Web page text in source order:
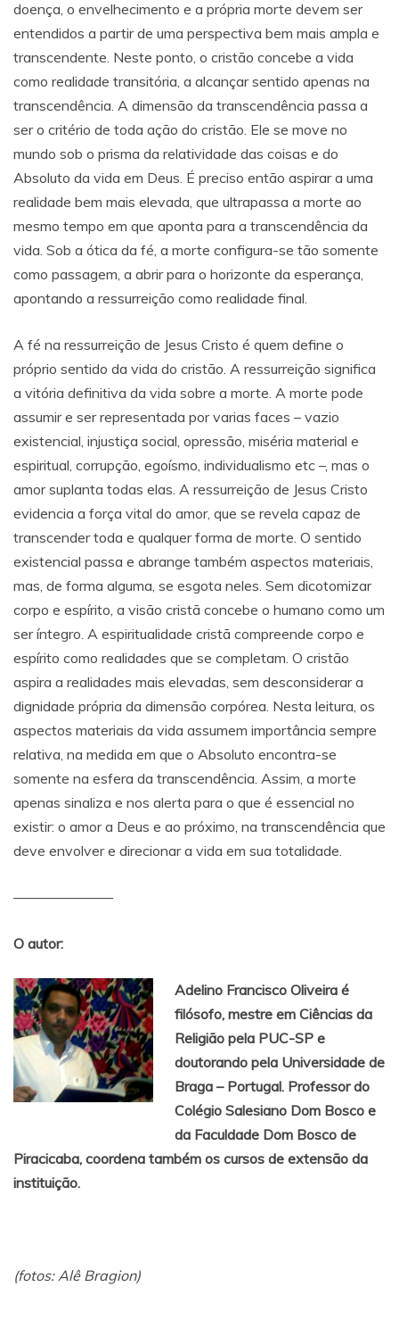
doença, o envelhecimento e a própria morte devem ser
entendidos a partir de uma perspectiva bem mais ampla e
transcendente. Neste ponto, o cristão concebe a vida
como realidade transitória, a alcançar sentido apenas na
transcendência. A dimensão da transcendência passa a
ser o critério de toda ação do cristão. Ele se move no
mundo sob o prisma da relatividade das coisas e do
Absoluto da vida em Deus. É preciso então aspirar a uma
realidade bem mais elevada, que ultrapassa a morte ao
mesmo tempo em que aponta para a transcendência da
vida. Sob a ótica da fé, a morte configura-se tão somente
como passagem, a abrir para o horizonte da esperança,
apontando a ressurreição como realidade final.
A fé na ressurreição de Jesus Cristo é quem define o
próprio sentido da vida do cristão. A ressurreição significa
a vitória definitiva da vida sobre a morte. A morte pode
assumir e ser representada por varias faces – vazio
existencial, injustiça social, opressão, miséria material e
espiritual, corrupção, egoísmo, individualismo etc –, mas o
amor suplanta todas elas. A ressurreição de Jesus Cristo
evidencia a força vital do amor, que se revela capaz de
transcender toda e qualquer forma de morte. O sentido
existencial passa e abrange também aspectos materiais,
mas, de forma alguma, se esgota neles. Sem dicotomizar
corpo e espírito, a visão cristã concebe o humano como um
ser íntegro. A espiritualidade cristã compreende corpo e
espírito como realidades que se completam. O cristão
aspira a realidades mais elevadas, sem desconsiderar a
dignidade própria da dimensão corpórea. Nesta leitura, os
aspectos materiais da vida assumem importância sempre
relativa, na medida em que o Absoluto encontra-se
somente na esfera da transcendência. Assim, a morte
apenas sinaliza e nos alerta para o que é essencial no
existir: o amor a Deus e ao próximo, na transcendência que
deve envolver e direcionar a vida em sua totalidade.
———————
O autor:
Adelino Francisco Oliveira é
filósofo, mestre em Ciências da
Religião pela PUC-SP e
doutorando pela Universidade de
Braga – Portugal. Professor do
Colégio Salesiano Dom Bosco e
da Faculdade Dom Bosco de
Piracicaba, coordena também os cursos de extensão da
instituição.
(fotos: Alê Bragion)